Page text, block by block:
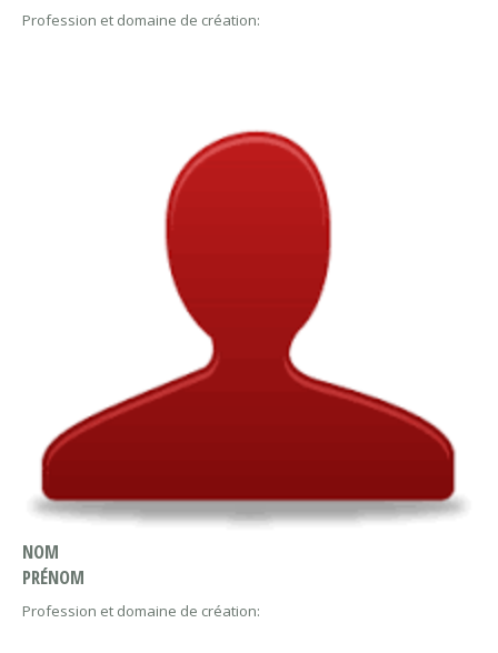
Profession et domaine de création:
NOM
PRÉNOM
Profession et domaine de création: